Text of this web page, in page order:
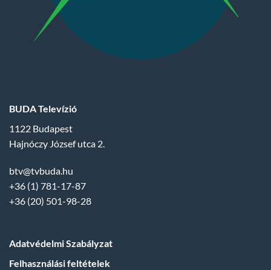
BUDA Televízió
1122 Budapest
Hajnóczy József utca 2.
btv@tvbuda.hu
+36 (1) 781-17-87
+36 (20) 501-98-28
Adatvédelmi Szabályzat
Felhasználási feltételek